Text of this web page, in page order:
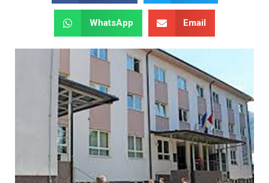
WhatsApp Email